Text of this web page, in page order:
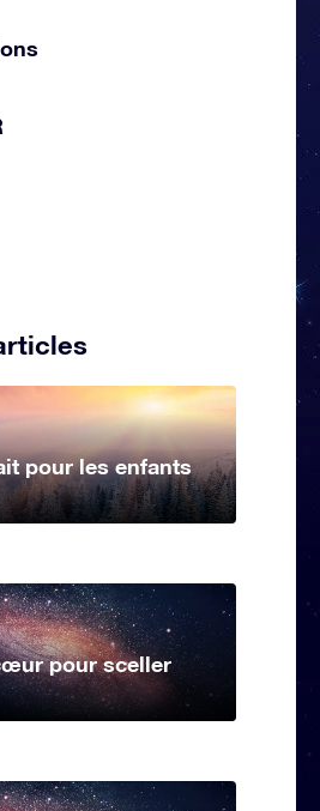
pour les enfants
pour sceller